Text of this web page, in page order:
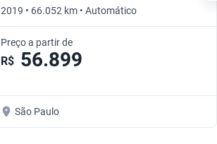
2019 • 66.052 km • Automático
Preço a partir de
R$ 56.899
São Paulo